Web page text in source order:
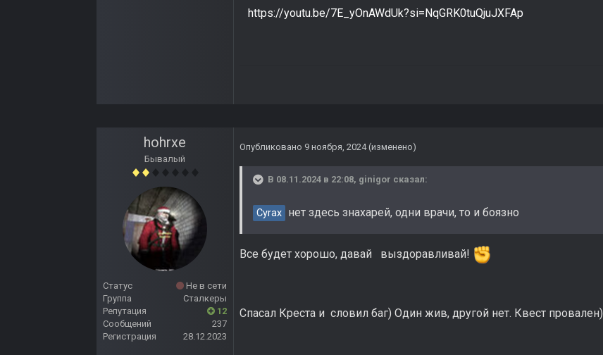
https://youtu.be/7E_yOnAWdUk?si=NqGRK0tuQjuJXFAp
hohrxe
Бывалый
Статус
Не в сети
Группа
Сталкеры
Репутация
12
Сообщений
237
Регистрация
28.12.2023
Опубликовано 9 ноября, 2024 (изменено)
В 08.11.2024 в 22:08, ginigor сказал:
Cyrax нет здесь знахарей, одни врачи, то и боязно
Все будет хорошо, давай выздоравливай!
Спасал Креста и словил баг) Один жив, другой нет. Квест провален)